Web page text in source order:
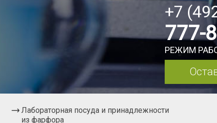
+7
777-
РЕЖИМ
Лабораторная посуда и принадлежности
из фарфора